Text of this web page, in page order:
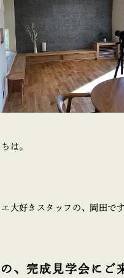
は。
エ大好きスタッフの、岡田です
、完成見学会にご